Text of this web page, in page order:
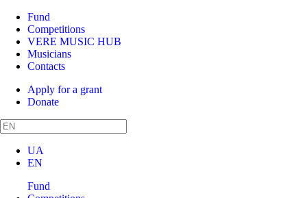
Fund
Competitions
VERE MUSIC HUB
Musicians
Contacts
Apply for a grant
Donate
UA
EN
Fund